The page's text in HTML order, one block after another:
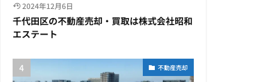
2024年12月6日
千代田区の不動産売却・買取は株式会社昭和
エステート
不動産売却